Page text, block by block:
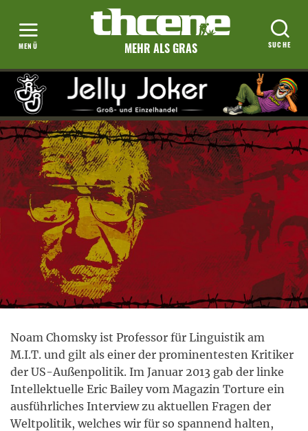
MEHR ALS GRAS
Noam Chomsky ist Professor für Linguistik am
M.I.T. und gilt als einer der prominentesten Kritiker
der US-Außenpolitik. Im Januar 2013 gab der linke
Intellektuelle Eric Bailey vom Magazin Torture ein
ausführliches Interview zu aktuellen Fragen der
Weltpolitik, welches wir für so spannend halten,